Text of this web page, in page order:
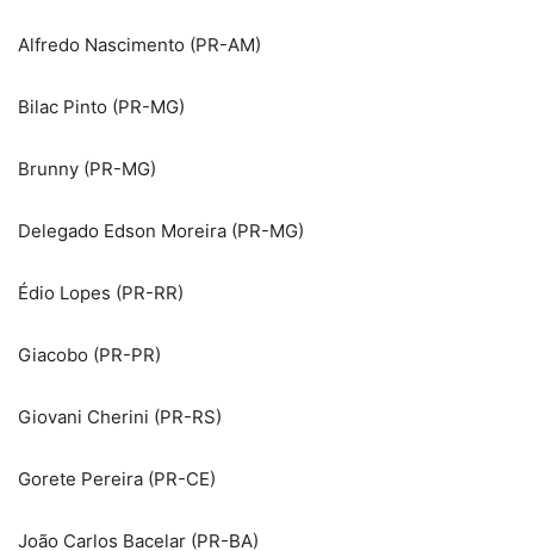
Alfredo Nascimento (PR-AM)
Bilac Pinto (PR-MG)
Brunny (PR-MG)
Delegado Edson Moreira (PR-MG)
Édio Lopes (PR-RR)
Giacobo (PR-PR)
Giovani Cherini (PR-RS)
Gorete Pereira (PR-CE)
João Carlos Bacelar (PR-BA)